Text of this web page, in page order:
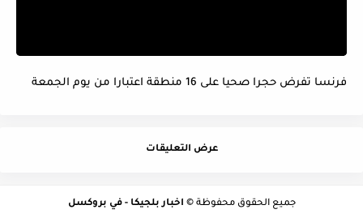
فرنسا تفرض حجرا صحيا على 16 منطقة اعتبارا من يوم الجمعة
عرض التعليقات
جميع الحقوق محفوظة © اخبار بلجيكا - في بروكسل